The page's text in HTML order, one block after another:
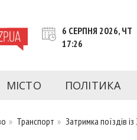
– це інформаційний
області на день.
6 СЕРПНЯ 2026, ЧТ
17:26
МІСТО ПОЛІТИКА
» Транспорт » Затримка поїздів